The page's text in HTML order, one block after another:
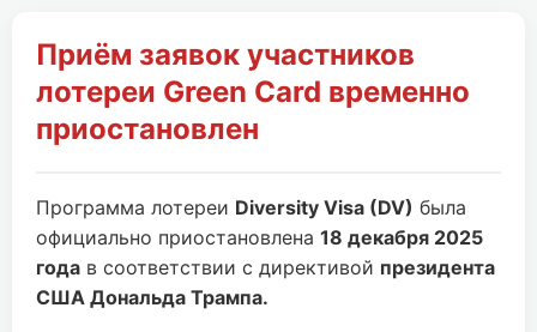
Приём заявок участников
лотереи Green Card временно
приостановлен
Программа лотереи Diversity Visa (DV) была
официально приостановлена 18 декабря 2025
года в соответствии с директивой президента
США Дональда Трампа.